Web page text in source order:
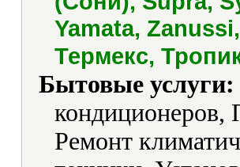
Yamata,
Термекс,
Бытовые услуги:
Ремонт